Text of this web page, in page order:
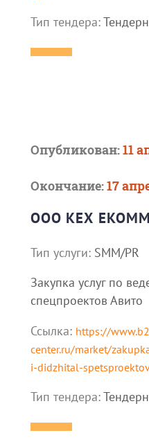
Тип тендера:
Опубликован:11
Окончание:17
ООО КЕХ
Тип услуги: SMM/PR
Закупка услуг по
спецпроектов Авито
Ссылка: https://
center.ru/market/
i-didzhital-
Тип тендера: